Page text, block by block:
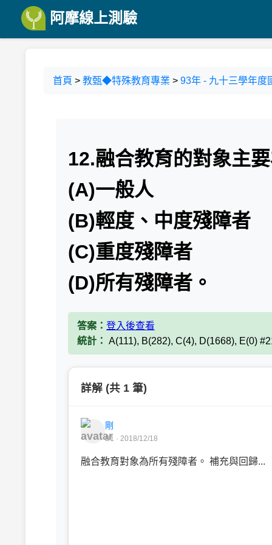
阿摩線上測驗
首頁 > 教甄◆特殊教育專業 > 93年 - 九十三學年度
12.融合教育的對象主
(A)一般人
(B)輕度、中度殘障者
(C)重度殘障者
(D)所有殘障者。
答案： 登入後查看
統計： A(111), B(282), C(4), D(1668), E(0)
詳解 (共 1 筆)
剛
B1 · 2018/12/18
融合教育對象為所有殘障者。 補充與回歸...